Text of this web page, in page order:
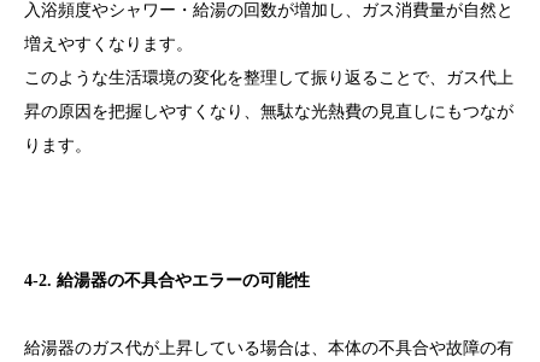
入浴頻度やシャワー・給湯の回数が増加し、ガス消費量が自然と
増えやすくなります。
このような生活環境の変化を整理して振り返ることで、ガス代上
昇の原因を把握しやすくなり、無駄な光熱費の見直しにもつなが
ります。
4-2. 給湯器の不具合やエラーの可能性
給湯器のガス代が上昇している場合は、本体の不具合や故障の有